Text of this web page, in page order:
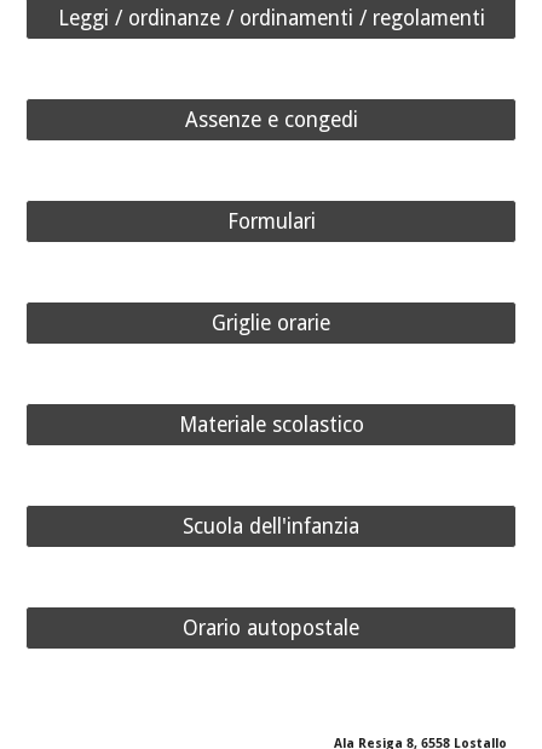
Leggi / ordinanze / ordinamenti / regolamenti
Assenze e congedi
Formulari
Griglie orarie
Materiale scolastico
Scuola dell'infanzia
Orario autopostale
Ala Resiga 8, 6558 Lostallo